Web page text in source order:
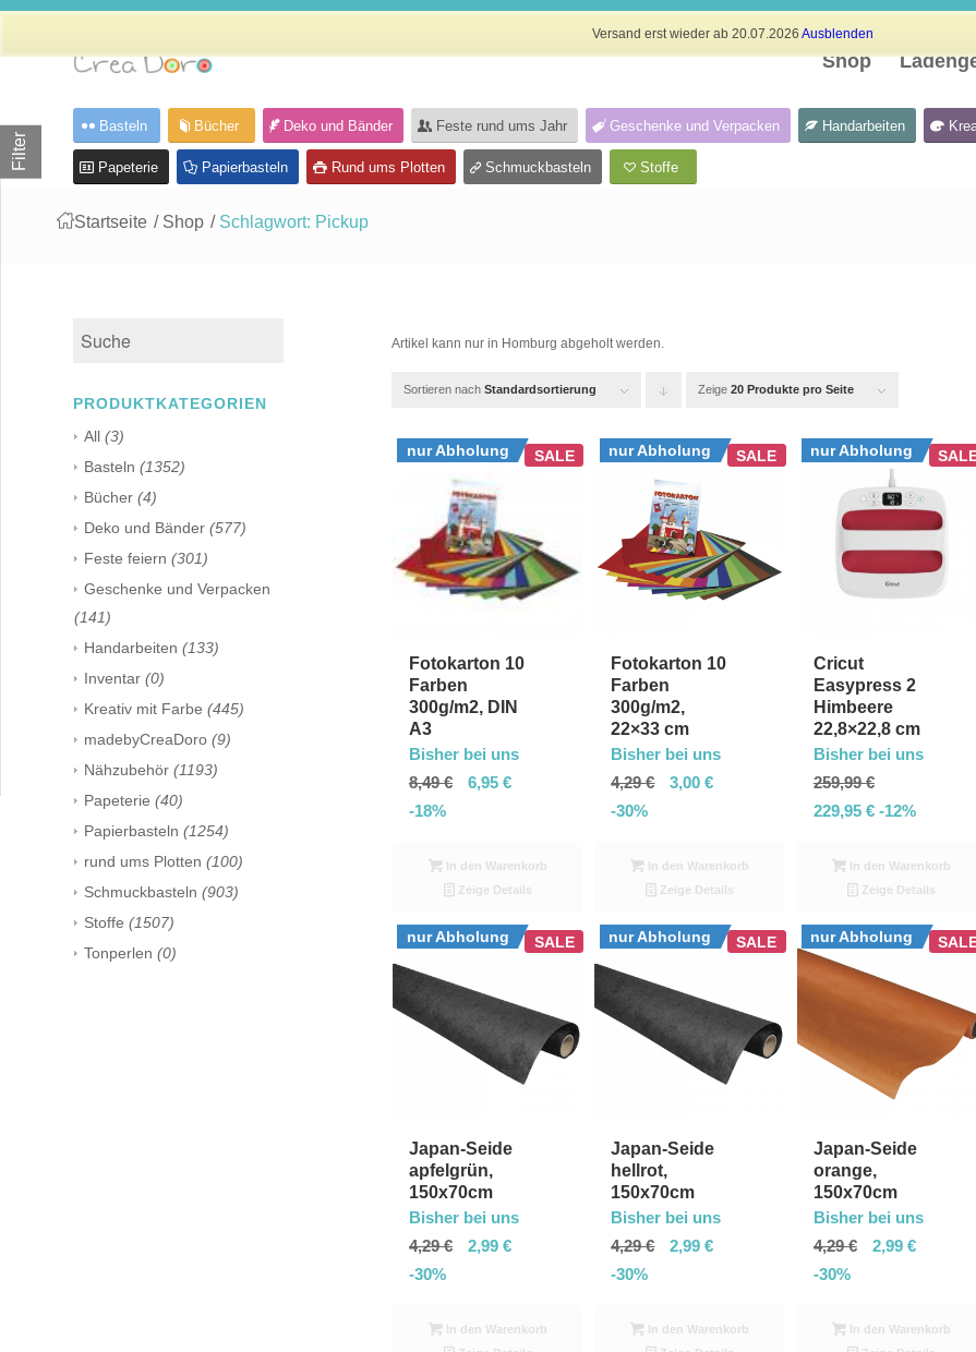
Shop
Basteln Bücher Deko und Bänder Feste rund ums Jahr Geschenke und Verpacken Handarbeiten
Papeterie Papierbasteln Rund ums Plotten Schmuckbasteln Stoffe
Startseite / Shop / Schlagwort: Pickup
Artikel kann nur in Homburg abgeholt werden.
Sortieren nach Standardsortierung Klicken
um
die
Produkte
absteigender
zu
sortieren
Zeige 20 Produkte pro Seite
nur Abholung SALE
Fotokarton 10
Farben
300g/m2, DIN
A3
Bisher bei uns
8,49€ 6,95 €
-18%
In den Warenkorb
Zeige Details
nur Abholung SALE
Fotokarton 10
Farben
300g/m2,
22×33 cm
Bisher bei uns
4,29€ 3,00€
-30%
In den Warenkorb
Zeige Details
nur Abholung
Cricut
Easypress 2
Himbeere
22,8×22,8 cm
Bisher bei uns
259,99€
229,95 €-12%
In den Warenkorb
Zeige Details
nur Abholung SALE
Japan-Seide
apfelgrün,
150x70cm
Bisher bei uns
4,29€ 2,99 €
-30%
In den Warenkorb
nur Abholung SALE
Japan-Seide
hellrot,
150x70cm
Bisher bei uns
4,29€ 2,99€
-30%
In den Warenkorb
nur Abholung
Japan-Seide
orange,
150x70cm
Bisher bei uns
4,29€ 2,99 €
-30%
In den Warenkorb
PRODUKTKATEGORIEN
All (3)
Basteln (1352)
Bücher (4)
Deko und Bänder (577)
Feste feiern (301)
Geschenke und Verpacken
(141)
Handarbeiten (133)
Inventar (0)
Kreativ mit Farbe (445)
madebyCreaDoro (9)
Nähzubehör (1193)
Papeterie (40)
Papierbasteln (1254)
rund ums Plotten (100)
Schmuckbasteln (903)
Stoffe (1507)
Tonperlen (0)
Filter
Versand erst wieder ab 20.07.2026 Ausblenden